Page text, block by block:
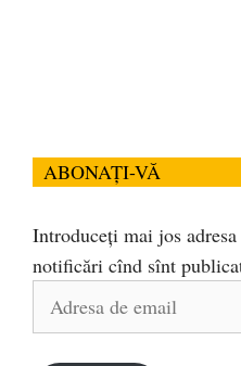
ABONAȚI-VĂ
Introduceți mai jos
notificări cînd sînt
Adresa